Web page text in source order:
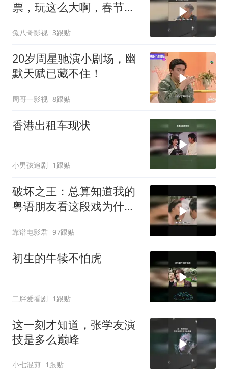
票，玩这么大啊，春节档
兔八哥影视 3跟贴
20岁周星驰演小剧场，幽
默天赋已藏不住！
周哥一影视 8跟贴
香港出租车现状
小男孩追剧 1跟贴
破坏之王：总算知道我的
粤语朋友看这段戏为什么
靠谱电影君 97跟贴
初生的牛犊不怕虎
二胖爱看剧 1跟贴
这一刻才知道，张学友演
技是多么巅峰
小七混剪 1跟贴